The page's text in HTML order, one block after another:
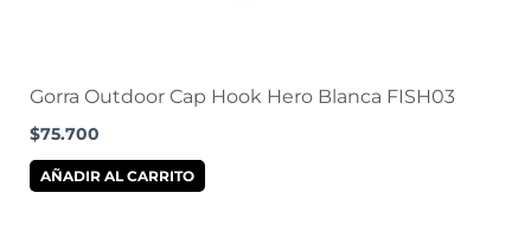
Gorra Outdoor Cap Hook Hero Blanca FISH03
$75.700
AÑADIR AL CARRITO